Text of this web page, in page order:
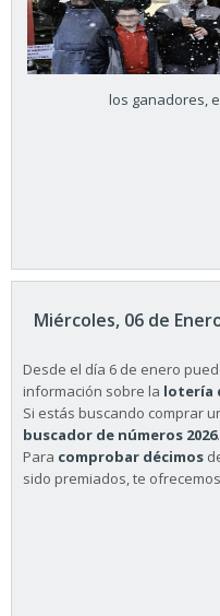
los ganadores,
Miércoles, 06 de
Desde el día 6 de enero
información sobre la lotería
Si estás buscando comprar
buscador de números 2026.
Para comprobar décimos
sido premiados, te